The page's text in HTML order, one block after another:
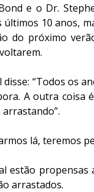
e o Dr.
10 anos,
do próximo
disse: “Todos os
A outra coisa
lá, teremos
estão propensas
arrastados.